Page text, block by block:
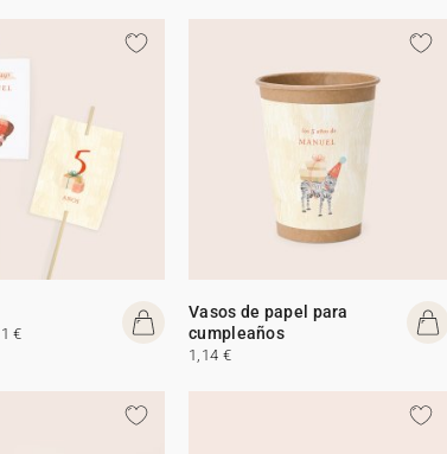
€
Vasos de papel para
cumpleaños
1,14 €